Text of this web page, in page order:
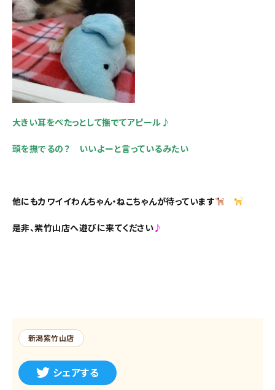
大きい耳をぺたっとして撫でてアピール♪
頭を撫でるの？ いいよーと言っているみたい
他にもカワイイわんちゃん・ねこちゃんが待っています
是非、紫竹山店へ遊びに来てください♪
新潟紫竹山店
シェアする